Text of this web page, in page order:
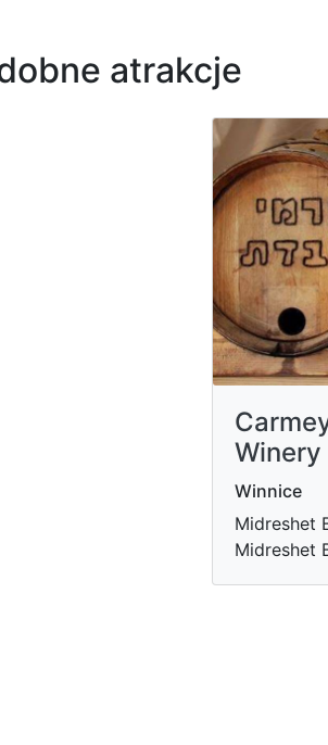
atrakcje
Winery
Winnice
Midreshet
Midreshet